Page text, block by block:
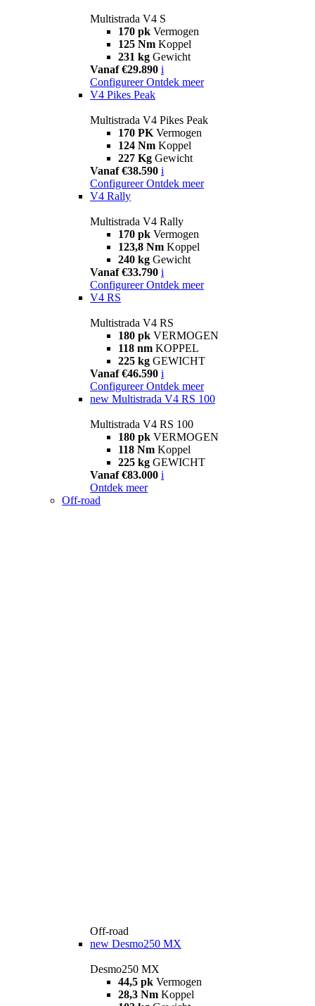
Multistrada V4 S
170 pk Vermogen
125 Nm Koppel
231 kg Gewicht
Vanaf €29.890 i
Configureer Ontdek meer
V4 Pikes Peak
Multistrada V4 Pikes Peak
170 PK Vermogen
124 Nm Koppel
227 Kg Gewicht
Vanaf €38.590 i
Configureer Ontdek meer
V4 Rally
Multistrada V4 Rally
170 pk Vermogen
123,8 Nm Koppel
240 kg Gewicht
Vanaf €33.790 i
Configureer Ontdek meer
V4 RS
Multistrada V4 RS
180 pk VERMOGEN
118 nm KOPPEL
225 kg GEWICHT
Vanaf €46.590 i
Configureer Ontdek meer
new Multistrada V4 RS 100
Multistrada V4 RS 100
180 pk VERMOGEN
118 Nm Koppel
225 kg GEWICHT
Vanaf €83.000 i
Ontdek meer
Off-road
Off-road
new Desmo250 MX
Desmo250 MX
44,5 pk Vermogen
28,3 Nm Koppel